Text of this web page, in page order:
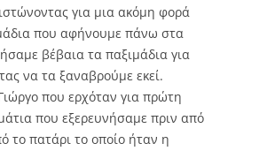
για μια ακόμη φορά
που αφήνουμε πάνω στα
βέβαια τα παξιμάδια για
να τα ξαναβρούμε εκεί.
που ερχόταν για πρώτη
που εξερευνήσαμε πριν από
το πατάρι το οποίο ήταν η